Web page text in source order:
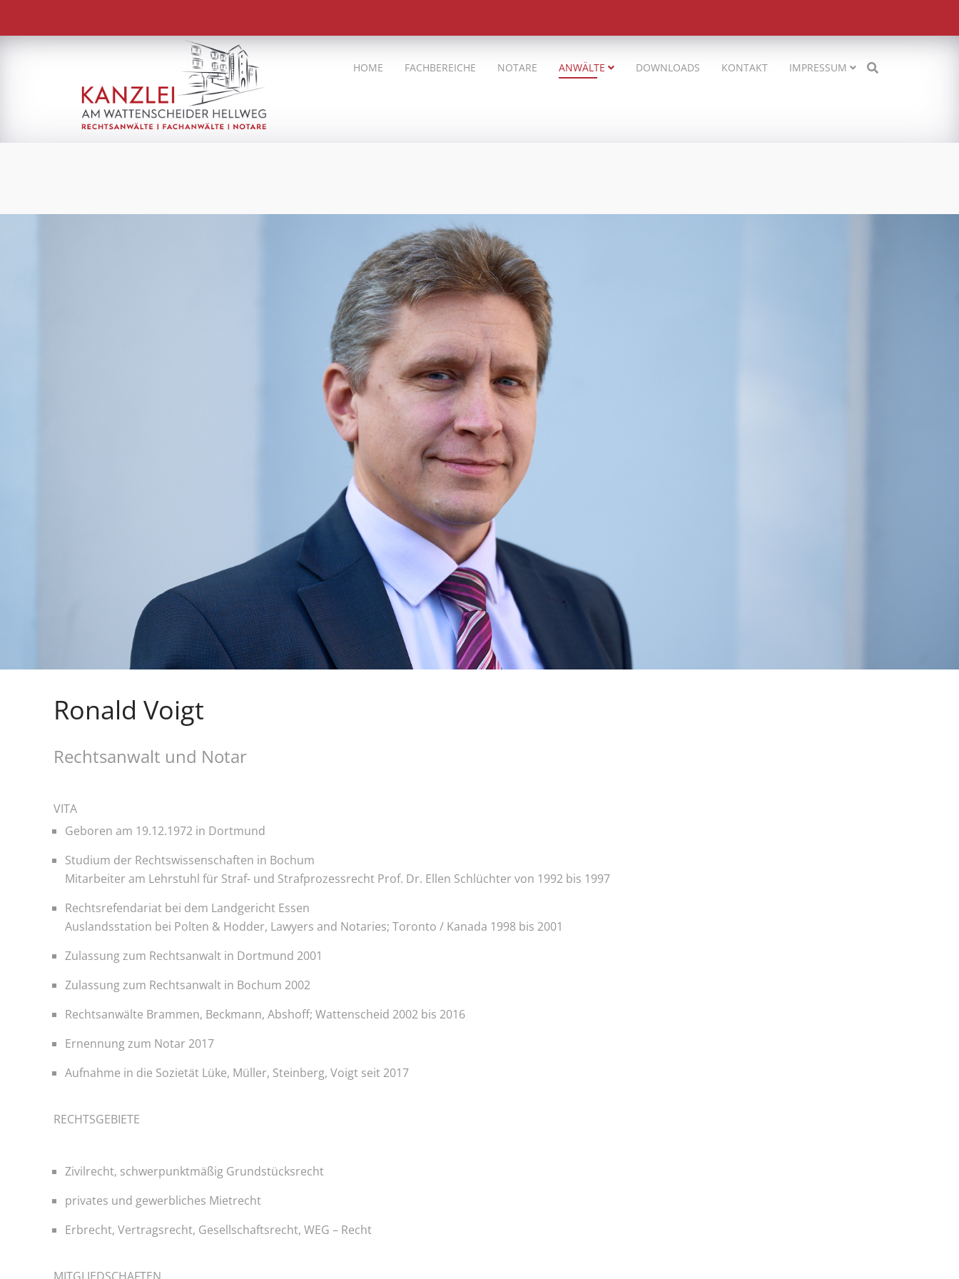
HOME FACHBEREICHE NOTARE ANWÄLTE DOWNLOADS KONTAKT IMPRESSUM
Ronald Voigt
Rechtsanwalt und Notar
VITA
Geboren am 19.12.1972 in Dortmund
Studium der Rechtswissenschaften in Bochum
Mitarbeiter am Lehrstuhl für Straf- und Strafprozessrecht Prof. Dr. Ellen Schlüchter von 1992 bis 1997
Rechtsrefendariat bei dem Landgericht Essen
Auslandsstation bei Polten & Hodder, Lawyers and Notaries; Toronto / Kanada 1998 bis 2001
Zulassung zum Rechtsanwalt in Dortmund 2001
Zulassung zum Rechtsanwalt in Bochum 2002
Rechtsanwälte Brammen, Beckmann, Abshoff; Wattenscheid 2002 bis 2016
Ernennung zum Notar 2017
Aufnahme in die Sozietät Lüke, Müller, Steinberg, Voigt seit 2017
RECHTSGEBIETE
Zivilrecht, schwerpunktmäßig Grundstücksrecht
privates und gewerbliches Mietrecht
Erbrecht, Vertragsrecht, Gesellschaftsrecht, WEG – Recht